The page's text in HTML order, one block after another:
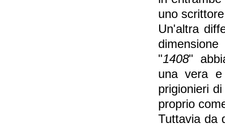
uno
Un'altra
"1408"
una vera
prigionieri
proprio
Tuttavia da